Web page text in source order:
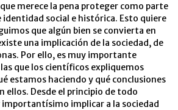
merece la pena proteger como parte
identidad social e histórica. Esto quiere
que algún bien se convierta en
una implicación de la sociedad, de
Por ello, es muy importante
que los científicos expliquemos
estamos haciendo y qué conclusiones
ellos. Desde el principio de todo
importantísimo implicar a la sociedad